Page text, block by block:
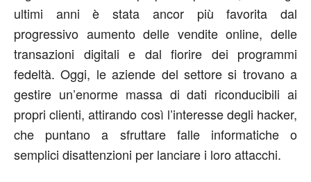
ultimi anni è stata ancor più favorita dal
progressivo aumento delle vendite online, delle
transazioni digitali e dal fiorire dei programmi
fedeltà. Oggi, le aziende del settore si trovano a
gestire un’enorme massa di dati riconducibili ai
propri clienti, attirando così l’interesse degli hacker,
che puntano a sfruttare falle informatiche o
semplici disattenzioni per lanciare i loro attacchi.